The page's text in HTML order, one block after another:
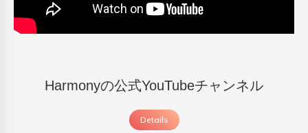
Harmonyの公式YouTubeチャンネル
Details